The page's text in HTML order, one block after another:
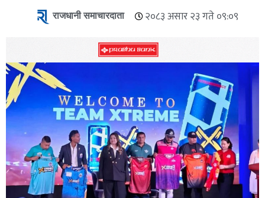
राजधानी समाचारदाता २०८३ असार २३ गते ०९:०९